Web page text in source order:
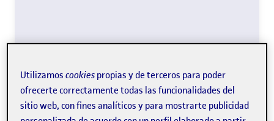
Utilizamoscookies propias y de terceros para poder
ofrecerte correctamente todas las funcionalidades del
sitio web, con fines analíticos y para mostrarte publicidad